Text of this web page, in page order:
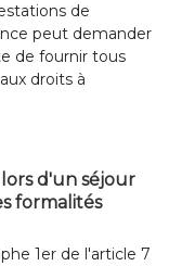
de
peut demander
de fournir tous
droits à
d'un séjour
formalités
1er de l'article 7